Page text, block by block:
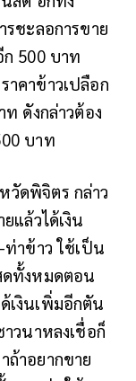
รชะลอการขาย
ก 500 บาท
าคาข้าวเปลือก
ดังกล่าวต้อง
บาท
ดพิจิตร กล่าว
แล้วได้เงิน
ท่าข้าว ใช้เป็น
ดทั้งหมดตอน
เงินเพิ่มอีกตัน
วนาหลงเชื่อก็
ถ้าอยากขาย